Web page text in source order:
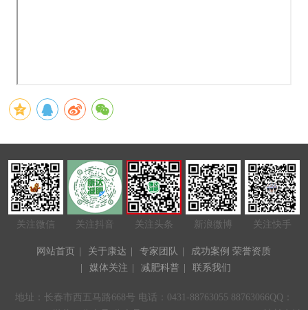
关注微信 关注抖音 关注头条 新浪微博 关注快手
网站首页 关于康达 专家团队 成功案例 荣誉资质
媒体关注 减肥科普 联系我们
地址：长春市西五马路668号 电话：0431-88763055 88763066QQ：